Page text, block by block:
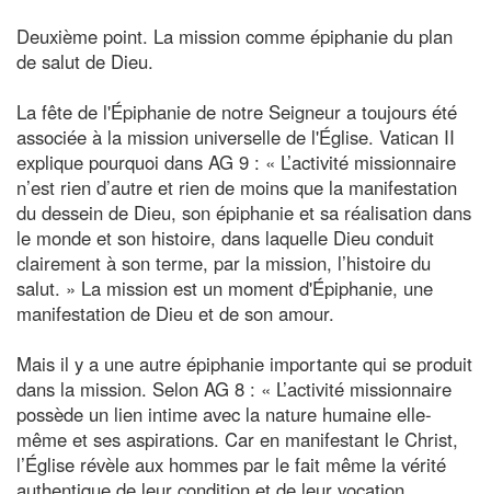
Deuxième point. La mission comme épiphanie du plan
de salut de Dieu.
La fête de l'Épiphanie de notre Seigneur a toujours été
associée à la mission universelle de l'Église. Vatican II
explique pourquoi dans AG 9 : « L’activité missionnaire
n’est rien d’autre et rien de moins que la manifestation
du dessein de Dieu, son épiphanie et sa réalisation dans
le monde et son histoire, dans laquelle Dieu conduit
clairement à son terme, par la mission, l’histoire du
salut. » La mission est un moment d'Épiphanie, une
manifestation de Dieu et de son amour.
Mais il y a une autre épiphanie importante qui se produit
dans la mission. Selon AG 8 : « L’activité missionnaire
possède un lien intime avec la nature humaine elle-
même et ses aspirations. Car en manifestant le Christ,
l’Église révèle aux hommes par le fait même la vérité